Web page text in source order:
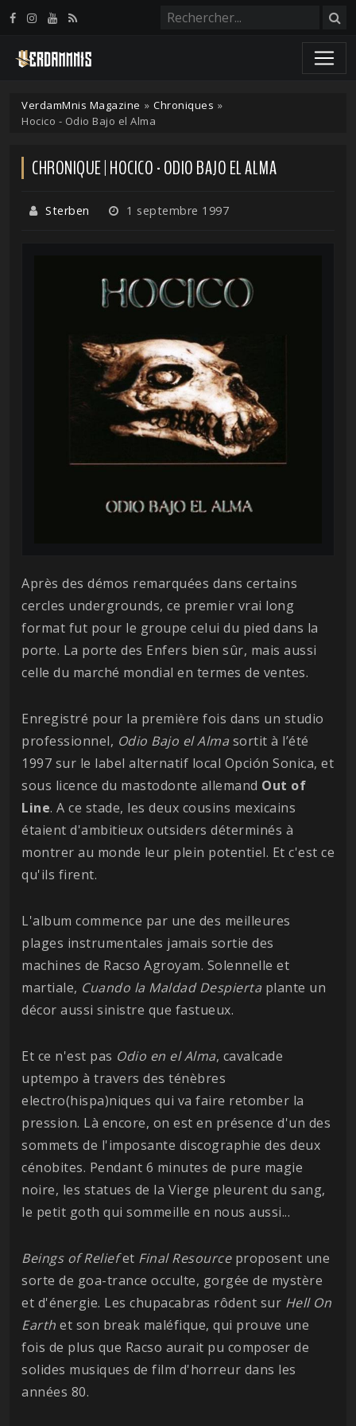
VerdamMnis Magazine » Chroniques »
Hocico - Odio Bajo el Alma
CHRONIQUE | HOCICO - ODIO BAJO EL ALMA
Sterben 1 septembre 1997
Après des démos remarquées dans certains
cercles undergrounds, ce premier vrai long
format fut pour le groupe celui du pied dans la
porte. La porte des Enfers bien sûr, mais aussi
celle du marché mondial en termes de ventes.
Enregistré pour la première fois dans un studio
professionnel, Odio Bajo el Alma sortit à l’été
1997 sur le label alternatif local Opción Sonica, et
sous licence du mastodonte allemand Out of
Line. A ce stade, les deux cousins mexicains
étaient d'ambitieux outsiders déterminés à
montrer au monde leur plein potentiel. Et c'est ce
qu'ils firent.
L'album commence par une des meilleures
plages instrumentales jamais sortie des
machines de Racso Agroyam. Solennelle et
martiale, Cuando la Maldad Despierta plante un
décor aussi sinistre que fastueux.
Et ce n'est pas Odio en el Alma, cavalcade
uptempo à travers des ténèbres
electro(hispa)niques qui va faire retomber la
pression. Là encore, on est en présence d'un des
sommets de l'imposante discographie des deux
cénobites. Pendant 6 minutes de pure magie
noire, les statues de la Vierge pleurent du sang,
le petit goth qui sommeille en nous aussi...
Beings of Reliefet Final Resourceproposent une
sorte de goa-trance occulte, gorgée de mystère
et d'énergie. Les chupacabras rôdent sur Hell On
Earth et son break maléfique, qui prouve une
fois de plus que Racso aurait pu composer de
solides musiques de film d'horreur dans les
années 80.
Panneau de gestion des cookies